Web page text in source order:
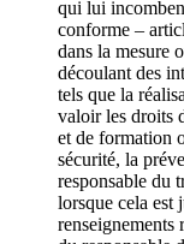
qui lui
conforme –
dans la mesure
découlant des
tels que la
valoir les droits
et de formation
sécurité, la
responsable du
lorsque cela est
renseignements